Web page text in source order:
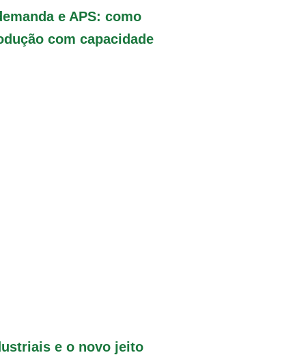
e APS: como
com capacidade
e o novo jeito